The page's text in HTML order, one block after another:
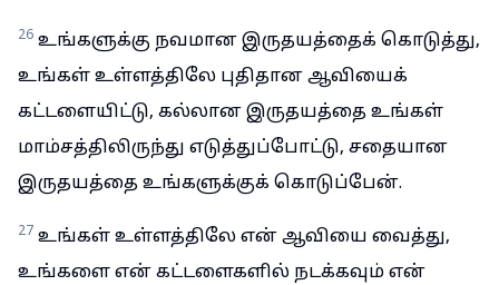
26 உங்களுக்கு நவமான இருதயத்தைக் கொடுத்து,
உங்கள் உள்ளத்திலே புதிதான ஆவியைக்
கட்டளையிட்டு, கல்லான இருதயத்தை உங்கள்
மாம்சத்திலிருந்து எடுத்துப்போட்டு, சதையான
இருதயத்தை உங்களுக்குக் கொடுப்பேன்.
27 உங்கள் உள்ளத்திலே என் ஆவியை வைத்து,
உங்களை என் கட்டளைகளில் நடக்கவும் என்